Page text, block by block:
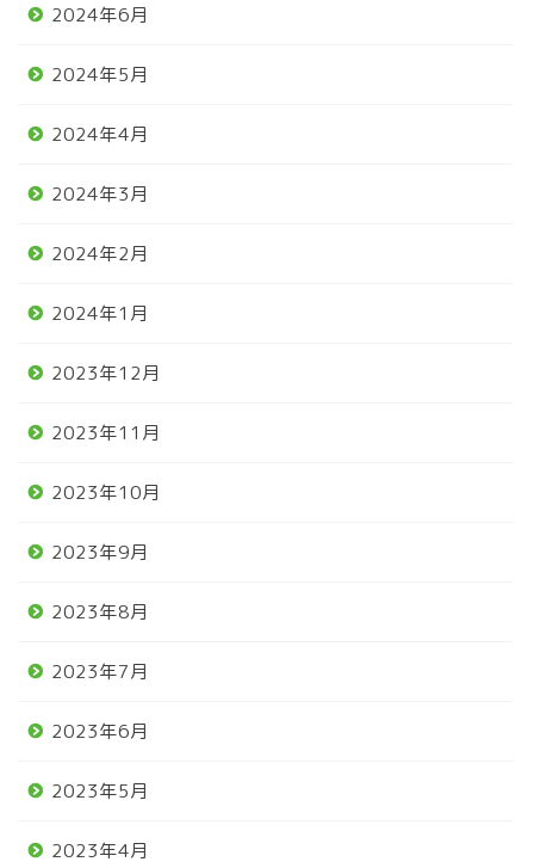
2024年6月
2024年5月
2024年4月
2024年3月
2024年2月
2024年1月
2023年12月
2023年11月
2023年10月
2023年9月
2023年8月
2023年7月
2023年6月
2023年5月
2023年4月